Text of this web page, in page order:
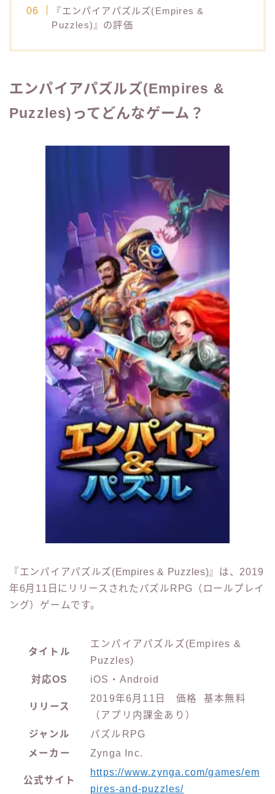
『エンパイアパズルズ(Empires &
Puzzles)』の評価
エンパイアパズルズ(Empires &
Puzzles)ってどんなゲーム？
『エンパイアパズルズ(Empires & Puzzles)』は、2019
年6月11日にリリースされたパズルRPG（ロールプレイ
ング）ゲームです。
タイトル
エンパイアパズルズ(Empires &
Puzzles)
対応OS
iOS・Android
リリース
2019年6月11日 価格 基本無料
（アプリ内課金あり）
ジャンル
パズルRPG
メーカー
Zynga Inc.
公式サイト
https://www.zynga.com/games/em
pires-and-puzzles/